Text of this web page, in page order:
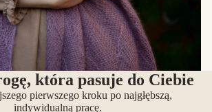
która pasuje do Ciebie
pierwszego kroku po najgłębszą,
indywidualną pracę.